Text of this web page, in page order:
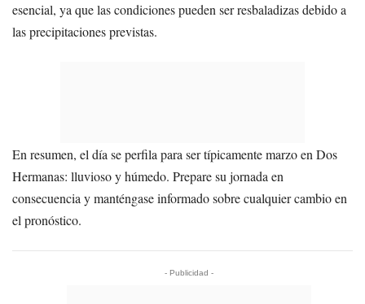
esencial, ya que las condiciones pueden ser resbaladizas debido a
las precipitaciones previstas.
En resumen, el día se perfila para ser típicamente marzo en Dos
Hermanas: lluvioso y húmedo. Prepare su jornada en
consecuencia y manténgase informado sobre cualquier cambio en
el pronóstico.
- Publicidad -